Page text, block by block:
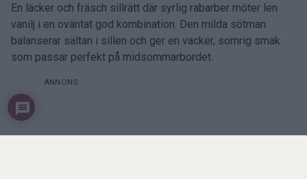
En läcker och fräsch sillrätt där syrlig rabarber möter len
vanilj i en oväntat god kombination. Den milda sötman
balanserar sältan i sillen och ger en vacker, somrig smak
som passar perfekt på midsommarbordet.